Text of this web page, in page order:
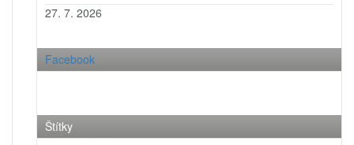
27. 7. 2026
Facebook
Štítky